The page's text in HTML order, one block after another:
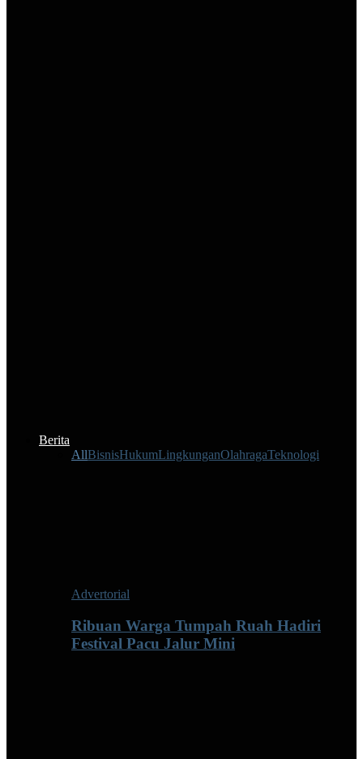
Berita
AllBisnisHukumLingkunganOlahragaTeknologi
Advertorial
Ribuan Warga Tumpah Ruah Hadiri
Festival Pacu Jalur Mini